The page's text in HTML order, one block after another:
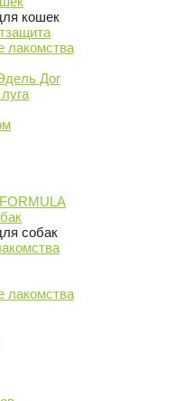
кошек
лакомства
Дог
собак
лакомства